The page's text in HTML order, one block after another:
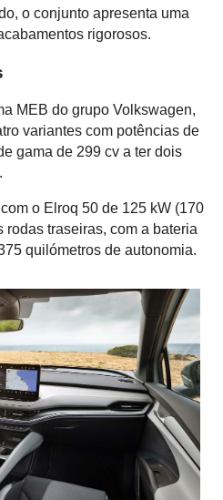
o conjunto apresenta uma
rigorosos.
MEB do grupo Volkswagen,
variantes com potências de
gama de 299 cv a ter dois
o Elroq 50 de 125 kW (170
rodas traseiras, com a bateria
quilómetros de autonomia.